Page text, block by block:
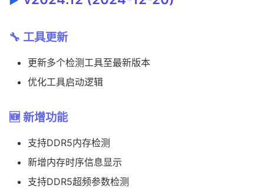
🔧 工具更新
更新多个检测工具至最新版本
优化工具启动逻辑
🆕 新增功能
支持DDR5内存检测
新增内存时序信息显示
支持DDR5超频参数检测